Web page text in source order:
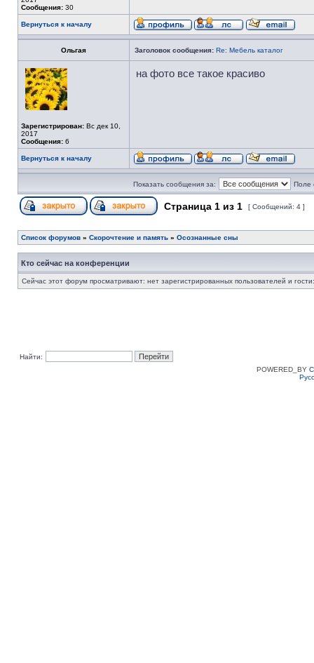
Сообщения: 30
Вернуться к началу
Ольгая Заголовок сообщения: Re: Мебель каталог
Зарегистрирован: Вс дек 10,
2017
Сообщения: 6
на фото все такое красиво
Вернуться к началу
Показать сообщения за: Поле
Страница 1 из 1 [ Сообщений: 4 ]
Список форумов » Скорочтение и память » Осознанные сны
Кто сейчас на конференции
Сейчас этот форум просматривают: нет зарегистрированных пользователей и
Найти:
POWERED_BY